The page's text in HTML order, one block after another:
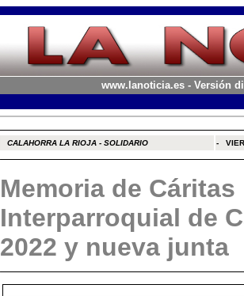
www.lanoticia.es - Versión
CALAHORRA LA RIOJA - SOLIDARIO -
Memoria de Cáritas
Interparroquial de
2022 y nueva junta